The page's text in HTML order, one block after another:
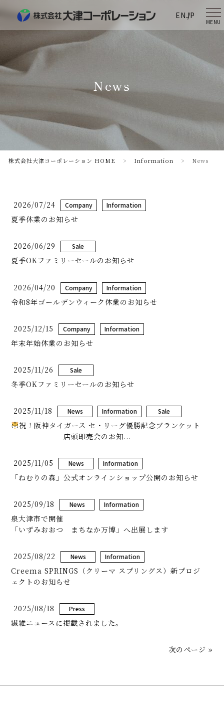
ENJP
MENU
News
株式会社大津コーポレーション HOME > Information > News
2026/07/24 Company Information
夏季休業のお知らせ
2026/06/29 Sale
夏季OKファミリーセールのお知らせ
2026/04/20 Company Information
令和8年ゴールデンウィーク休業のお知らせ
2025/12/15 Company Information
年末年始休業のお知らせ
2025/11/26 Sale
冬季OKファミリーセールのお知らせ
2025/11/18 News Information Sale
祝！阪神タイガース セ・リーグ優勝記念ブランケット
店頭即売会のお知...
2025/11/05 News Information
「ねむりの森」公式オンラインショップ公開のお知らせ
2025/09/18 News Information
泉大津市で開催
「いずみおおつ まちなか万博」へ出展します
2025/08/22 News Information
Creema SPRINGS（クリーマ スプリングス）新プロジ
ェクトのお知らせ
2025/08/18 Press
繊維ニュースに掲載されました。
次のページ »